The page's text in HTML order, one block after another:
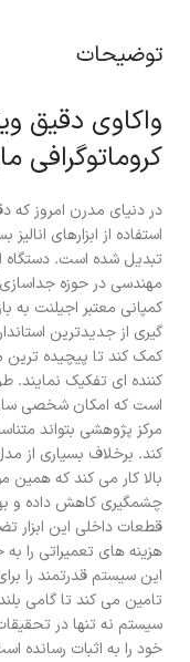
توضیحات
واکاوی دقیق
کروماتوگرافی
در دنیای مدرن امروز که
استفاده از ابزارهای
مهندسی در حوزه
کمپانی معتبر اجیلنت به
گیری از جدیدترین
کمک کند تا پیچیده
کننده ای تفکیک نمایند.
است که امکان شخصی
مرکز پژوهشی بتواند
کند. برخلاف بسیاری از
بالا کار می کند که
چشمگیری کاهش داده و
قطعات داخلی این ابزار
هزینه های تعمیراتی را
این سیستم قدرتمند را
تامین می کند تا گامی
سیستم نه تنها در
خود را به اثبات رسانده